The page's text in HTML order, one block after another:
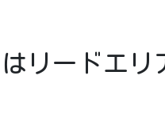
リードエリ